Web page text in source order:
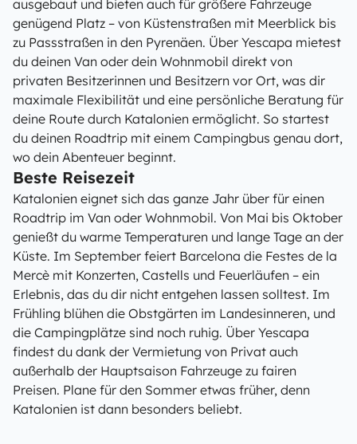
ausgebaut und bieten auch für größere Fahrzeuge
genügend Platz – von Küstenstraßen mit Meerblick bis
zu Passstraßen in den Pyrenäen. Über Yescapa mietest
du deinen Van oder dein Wohnmobil direkt von
privaten Besitzerinnen und Besitzern vor Ort, was dir
maximale Flexibilität und eine persönliche Beratung für
deine Route durch Katalonien ermöglicht. So startest
du deinen Roadtrip mit einem Campingbus genau dort,
wo dein Abenteuer beginnt.
Beste Reisezeit
Katalonien eignet sich das ganze Jahr über für einen
Roadtrip im Van oder Wohnmobil. Von Mai bis Oktober
genießt du warme Temperaturen und lange Tage an der
Küste. Im September feiert Barcelona die Festes de la
Mercè mit Konzerten, Castells und Feuerläufen – ein
Erlebnis, das du dir nicht entgehen lassen solltest. Im
Frühling blühen die Obstgärten im Landesinneren, und
die Campingplätze sind noch ruhig. Über Yescapa
findest du dank der Vermietung von Privat auch
außerhalb der Hauptsaison Fahrzeuge zu fairen
Preisen. Plane für den Sommer etwas früher, denn
Katalonien ist dann besonders beliebt.